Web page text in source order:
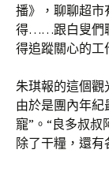
播》，聊聊超市
得……跟白叟們
得追蹤關心的工
朱琪報的這個觀
由於是團內年紀
寵”。“良多叔叔
除了干糧，還有